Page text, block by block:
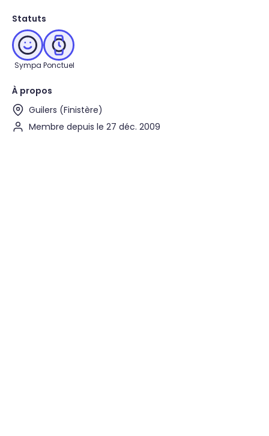
Statuts
Sympa Ponctuel
À propos
Guilers (Finistère)
Membre depuis le 27 déc. 2009